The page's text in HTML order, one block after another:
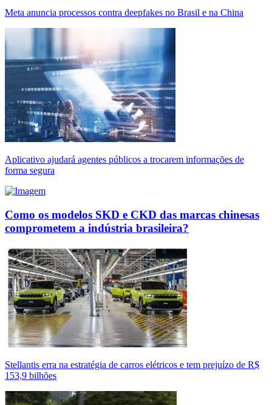
Meta anuncia processos contra deepfakes no Brasil e na China
Aplicativo ajudará agentes públicos a trocarem informações de
forma segura
Como os modelos SKD e CKD das marcas chinesas
comprometem a indústria brasileira?
Stellantis erra na estratégia de carros elétricos e tem prejuízo de R$
153,9 bilhões